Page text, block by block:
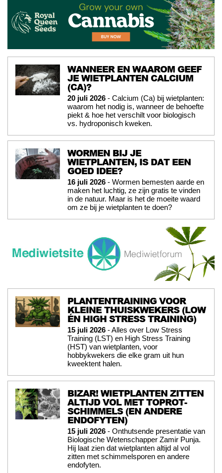
WANNEER EN WAAROM GEEF
JE WIETPLANTEN CALCIUM
(CA)?
20 juli 2026 - Calcium (Ca) bij wietplanten:
waarom het nodig is, wanneer de behoefte
piekt & hoe het verschilt voor biologisch
vs. hydroponisch kweken.
WORMEN BIJ JE
WIETPLANTEN, IS DAT EEN
GOED IDEE?
16 juli 2026 - Wormen bemesten aarde en
maken het luchtig, ze zijn gratis te vinden
in de natuur. Maar is het de moeite waard
om ze bij je wietplanten te doen?
PLANTENTRAINING VOOR
KLEINE THUISKWEKERS (LOW
ÉN HIGH STRESS TRAINING)
15 juli 2026 - Alles over Low Stress
Training (LST) en High Stress Training
(HST) van wietplanten, voor
hobbykwekers die elke gram uit hun
kweektent halen.
BIZAR! WIETPLANTEN ZITTEN
ALTIJD VOL MET TOPROT-
SCHIMMELS (EN ANDERE
ENDOFYTEN)
15 juli 2026 - Onthutsende presentatie van
Biologische Wetenschapper Zamir Punja.
Hij laat zien dat wietplanten altijd al vol
zitten met schimmelsporen en andere
endofyten.